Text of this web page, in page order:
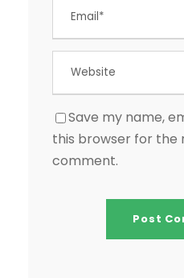
Save my name,
this browser for the
comment.